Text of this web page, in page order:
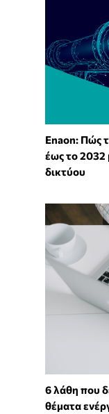
Enaon: Πώς
έως το 2032
δικτύου
6 λάθη που
θέματα